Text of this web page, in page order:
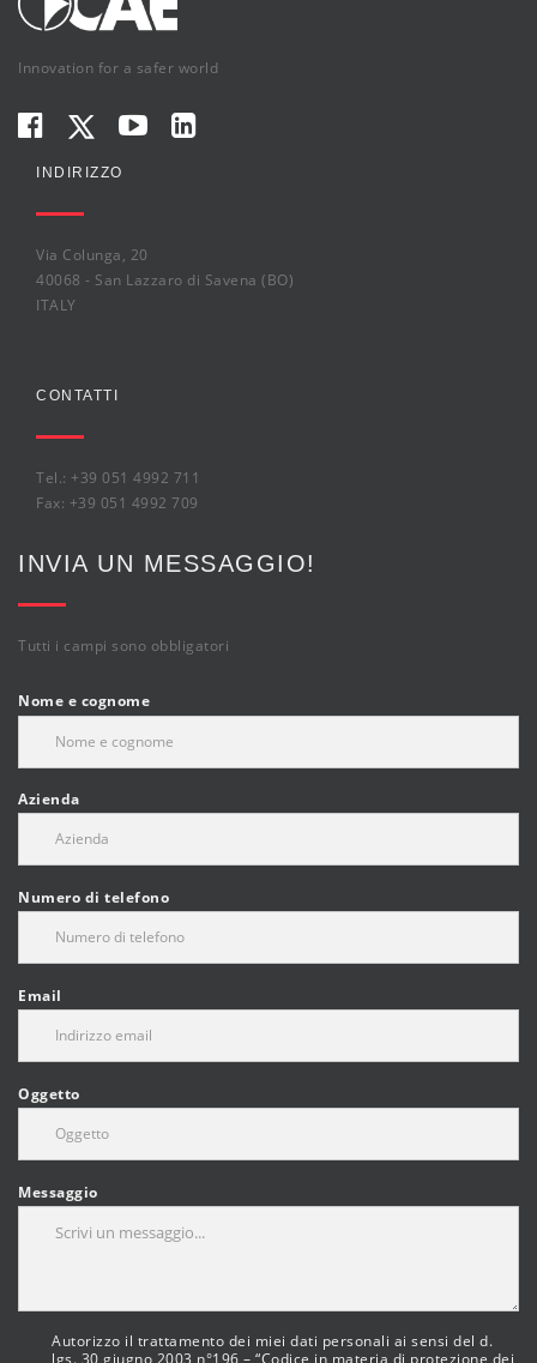
Innovation for a safer world
INDIRIZZO
Via Colunga, 20
40068 - San Lazzaro di Savena (BO)
ITALY
CONTATTI
Tel.: +39 051 4992 711
Fax: +39 051 4992 709
INVIA UN MESSAGGIO!
Tutti i campi sono obbligatori
Nome e cognome
Azienda
Numero di telefono
Email
Oggetto
Messaggio
Autorizzo il trattamento dei miei dati personali ai sensi del d.
lgs. 30 giugno 2003 n°196 – “Codice in materia di protezione dei